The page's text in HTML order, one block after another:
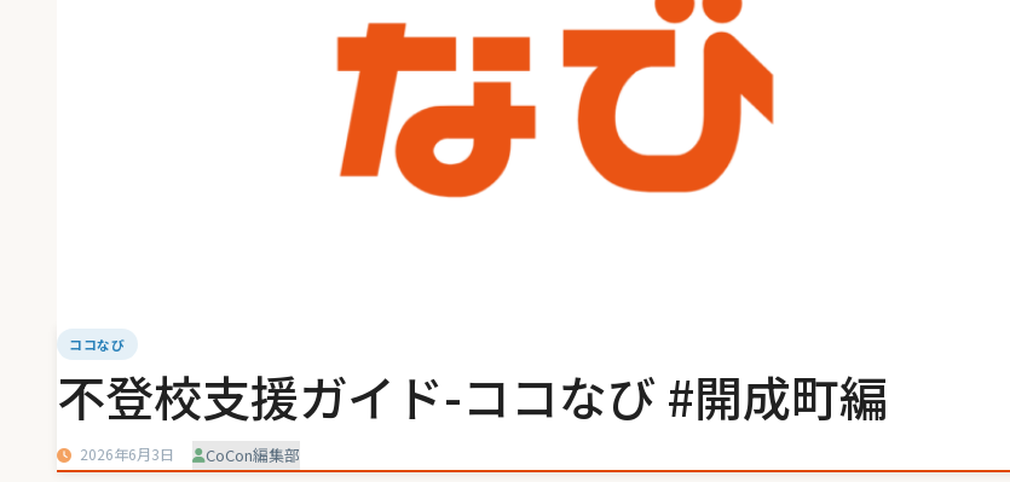
ココなび
不登校支援ガイド-ココなび #開成町編
2026年6月3日 CoCon編集部